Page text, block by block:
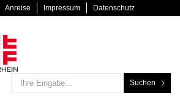
Anreise Impressum Datenschutz
Suchen